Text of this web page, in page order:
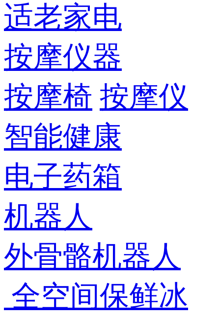
适老家电
按摩仪器
按摩椅 按摩仪
智能健康
电子药箱
机器人
外骨骼机器人
全空间保鲜冰